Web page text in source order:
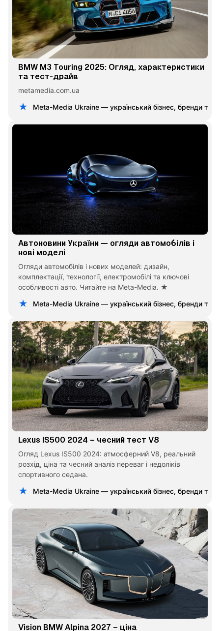
BMW M3 Touring 2025: Огляд, характеристики
та тест-драйв
metamedia.com.ua
Meta-Media Ukraine — український бізнес, бренди та
Автоновини України — огляди автомобілів і
нові моделі
Огляди автомобілів і нових моделей: дизайн,
комплектації, технології, електромобілі та ключові
особливості авто. Читайте на Meta-Media. ★
Meta-Media Ukraine — український бізнес, бренди та
Lexus IS500 2024 – чесний тест V8
Огляд Lexus IS500 2024: атмосферний V8, реальний
розхід, ціна та чесний аналіз переваг і недоліків
спортивного седана.
Meta-Media Ukraine — український бізнес, бренди та
Vision BMW Alpina 2027 – ціна